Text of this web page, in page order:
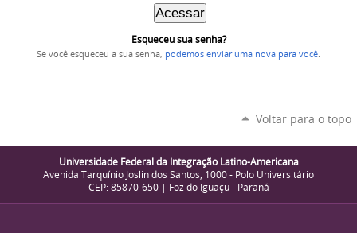
Esqueceu sua senha?
Se você esqueceu a sua senha, podemos enviar uma nova para você.
Voltar para o topo
Universidade Federal da Integração Latino-Americana
Avenida Tarquínio Joslin dos Santos, 1000 - Polo Universitário
CEP: 85870-650 | Foz do Iguaçu - Paraná